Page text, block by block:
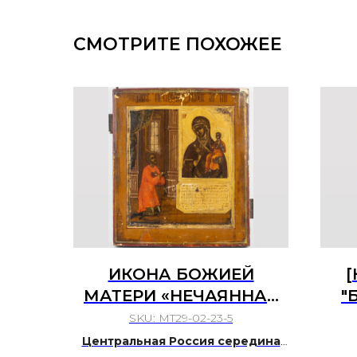
СМОТРИТЕ ПОХОЖЕЕ
ИКОНА БОЖИЕЙ
МАТЕРИ «НЕЧАЯННАЯ
РАДОСТЬ»
SKU: MT29-02-23-5
Центральная Россия середина